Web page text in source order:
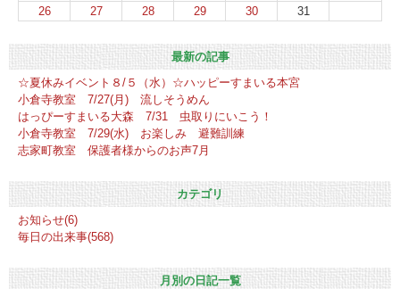
26
27 28 29 30 31
最新の記事
☆夏休みイベント８/５（水）☆ハッピーすまいる本宮
小倉寺教室 7/27(月) 流しそうめん
はっぴーすまいる大森 7/31 虫取りにいこう！
小倉寺教室 7/29(水) お楽しみ 避難訓練
志家町教室 保護者様からのお声7月
カテゴリ
お知らせ(6)
毎日の出来事(568)
月別の日記一覧